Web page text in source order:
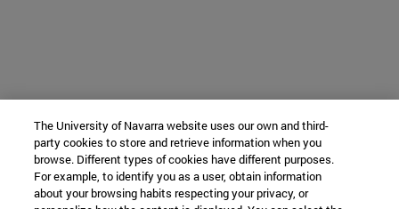
The University of Navarra website uses our own and third-
party cookies to store and retrieve information when you
browse. Different types of cookies have different purposes.
For example, to identify you as a user, obtain information
about your browsing habits respecting your privacy, or